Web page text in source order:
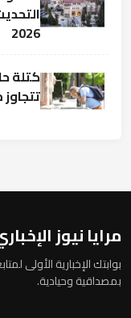
2026
كتلة
تتجاوز
مرايا نيوز
بوابتك الإخبارية الأولى
بمصداقية وحيادية.